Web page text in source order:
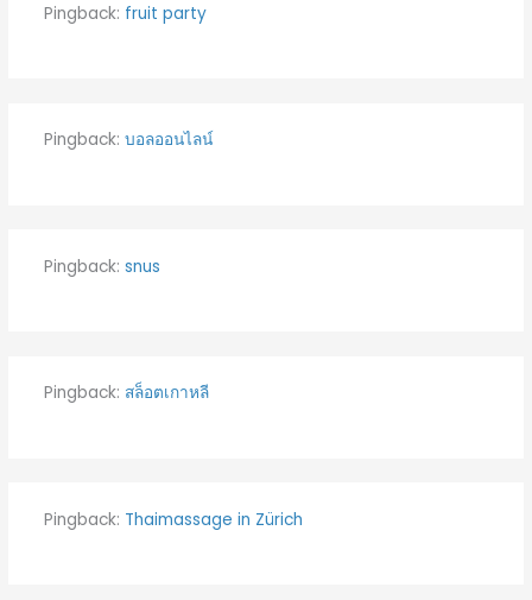
Pingback: fruit party
Pingback: บอลออนไลน์
Pingback: snus
Pingback: สล็อตเกาหลี
Pingback: Thaimassage in Zürich